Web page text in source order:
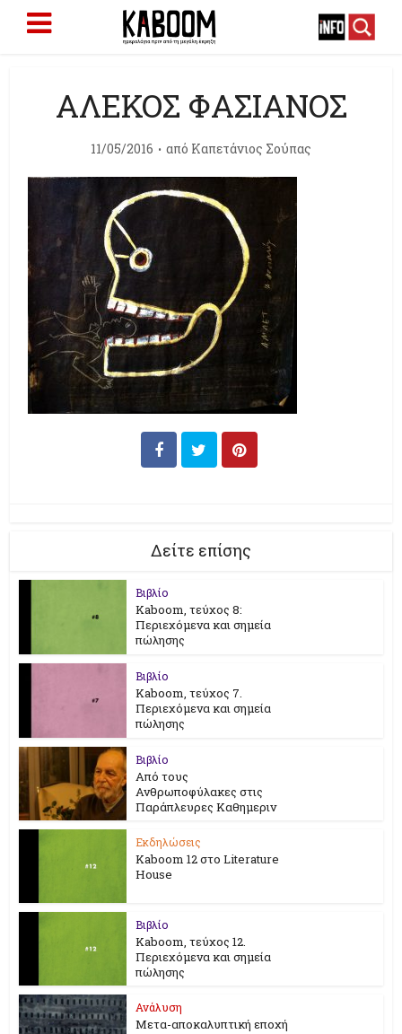
ΑΛΕΚΟΣ ΦΑΣΙΑΝΟΣ
11/05/2016 από Καπετάνιος Σούπας
Δείτε επίσης
Βιβλίο
Kaboom, τεύχος 8:
Περιεχόμενα και σημεία
πώλησης
Βιβλίο
Kaboom, τεύχος 7.
Περιεχόμενα και σημεία
πώλησης
Βιβλίο
Από τους
Ανθρωποφύλακες στις
Παράπλευρες Καθημεριν
Εκδηλώσεις
Kaboom 12 στο Literature
House
Βιβλίο
Kaboom, τεύχος 12.
Περιεχόμενα και σημεία
πώλησης
Ανάλυση
Μετα-αποκαλυπτική εποχή